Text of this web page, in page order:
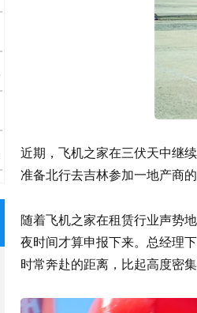
近期，飞机之家在三伏天中继
准备北行去吉林参加一地产商的
随着飞机之家在租赁行业声势
夜时间才算申报下来。总经理
时常奔赴的距离，比起高度密